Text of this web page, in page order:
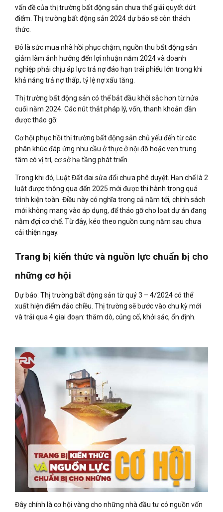
vấn đề của thị trường bất động sản chưa thể giải quyết dứt
điểm. Thị trường bất động sản 2024 dự báo sẽ còn thách
thức.
Đó là sức mua nhà hồi phục chậm, nguồn thu bất động sản
giảm làm ảnh hưởng đến lợi nhuận năm 2024 và doanh
nghiệp phải chịu áp lực trả nợ đáo hạn trái phiếu lớn trong khi
khả năng trả nợ thấp, tỷ lệ nợ xấu tăng.
Thị trường bất động sản có thể bắt đầu khởi sắc hơn từ nửa
cuối năm 2024. Các nút thắt pháp lý, vốn, thanh khoản dần
được tháo gỡ.
Cơ hội phục hồi thị trường bất động sản chủ yếu đến từ các
phân khúc đáp ứng nhu cầu ở thực ở nội đô hoặc ven trung
tâm có vị trí, cơ sở hạ tầng phát triển.
Trong khi đó, Luật Đất đai sửa đổi chưa phê duyệt. Hạn chế là 2
luật được thông qua đến 2025 mới được thi hành trong quá
trình kiện toàn. Điều này có nghĩa trong cả năm tới, chính sách
mới không mang vào áp dụng, để tháo gỡ cho loạt dự án đang
nằm đợi cơ chế. Từ đây, kéo theo nguồn cung năm sau chưa
cải thiện ngay.
Trang bị kiến thức và nguồn lực chuẩn bị cho
những cơ hội
Dự báo: Thị trường bất động sản từ quý 3 – 4/2024 có thể
xuất hiện điểm đảo chiều. Thị trường sẽ bước vào chu kỳ mới
và trải qua 4 giai đoạn: thăm dò, củng cố, khởi sắc, ổn định.
Đây chính là cơ hội vàng cho những nhà đầu tư có nguồn vốn